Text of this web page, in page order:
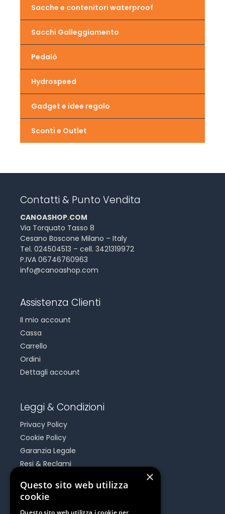
Sacche e contenitori waterproof
Sacchi Galleggiamento
Pedalò
Hydrospeed
Gadget e idee regalo
Sconti e Outlet
Contatti & Punto Vendita
CANOASHOP.COM
Via Torquato Tasso 8
Cesano Boscone Milano – Italy
Tel. 024504513 – cell. 3421319972
P.IVA 06746760963
info@canoashop.com
Assistenza Clienti
Il mio account
Cassa
Carrello
Ordini
Dettagli account
Leggi & Condizioni
Privacy Policy
Cookie Policy
Garanzia Legale
Resi & Reclami
×
Questo sito web utilizza
cookie
Questo sito web utilizza i cookie per